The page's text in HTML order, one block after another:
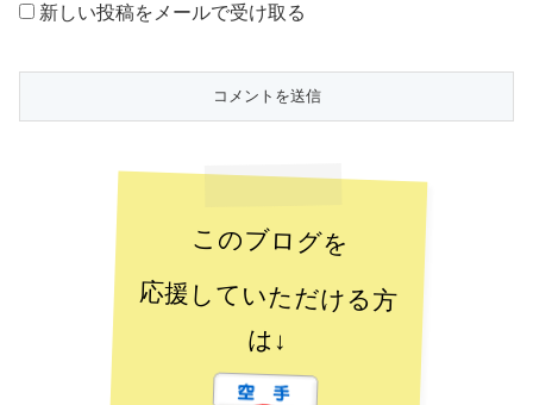
新しい投稿をメールで受け取る
このブログを
応援していただける方
は↓